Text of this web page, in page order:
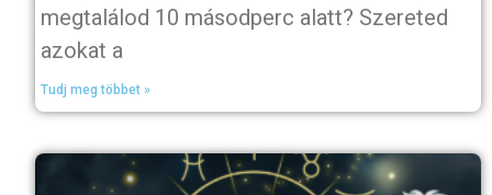
megtalálod 10 másodperc alatt? Szereted
azokat a
Tudj meg többet »